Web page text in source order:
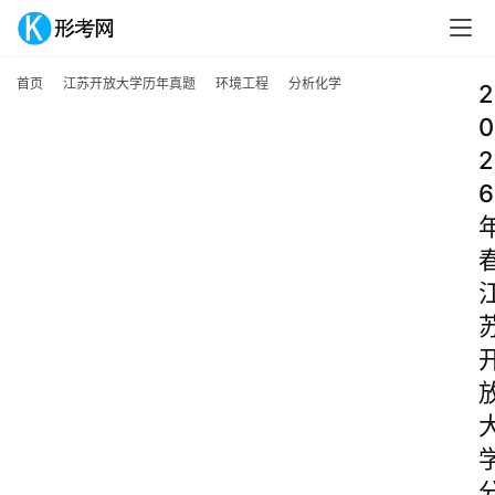
首页 江苏开放大学历年真题 环境工程 分析化学
2
0
2
6